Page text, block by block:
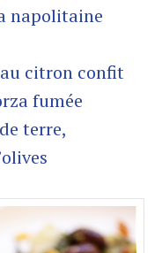
napolitaine
citron confit
fumée
terre,